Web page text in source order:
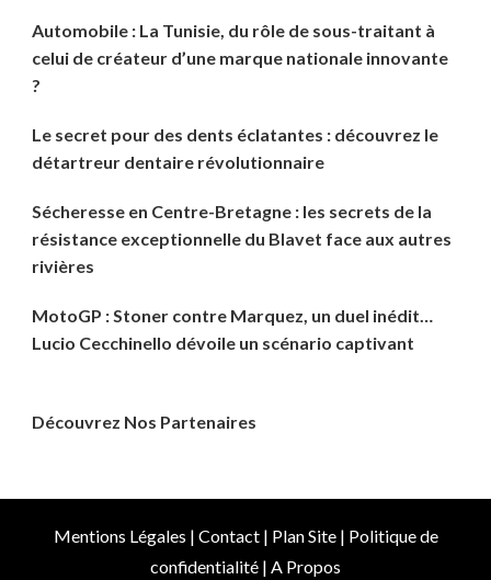
Automobile : La Tunisie, du rôle de sous-traitant à
celui de créateur d’une marque nationale innovante
?
Le secret pour des dents éclatantes : découvrez le
détartreur dentaire révolutionnaire
Sécheresse en Centre-Bretagne : les secrets de la
résistance exceptionnelle du Blavet face aux autres
rivières
MotoGP : Stoner contre Marquez, un duel inédit…
Lucio Cecchinello dévoile un scénario captivant
Découvrez Nos Partenaires
Mentions Légales | Contact| Plan Site| Politique de
confidentialité | A Propos